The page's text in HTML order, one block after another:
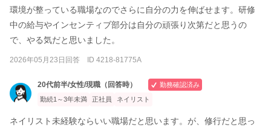
環境が整っている職場なのでさらに自分の力を伸ばせます。研修
中の給与やインセンティブ部分は自分の頑張り次第だと思うの
で、やる気だと思いました。
2026年05月23日回答 ID 4218-81775A
20代前半/女性/現職（回答時）
勤務確認済み
勤続1～3年未満
正社員 ネイリスト
ネイリスト未経験ならいい職場だと思います。が、修行だと思っ